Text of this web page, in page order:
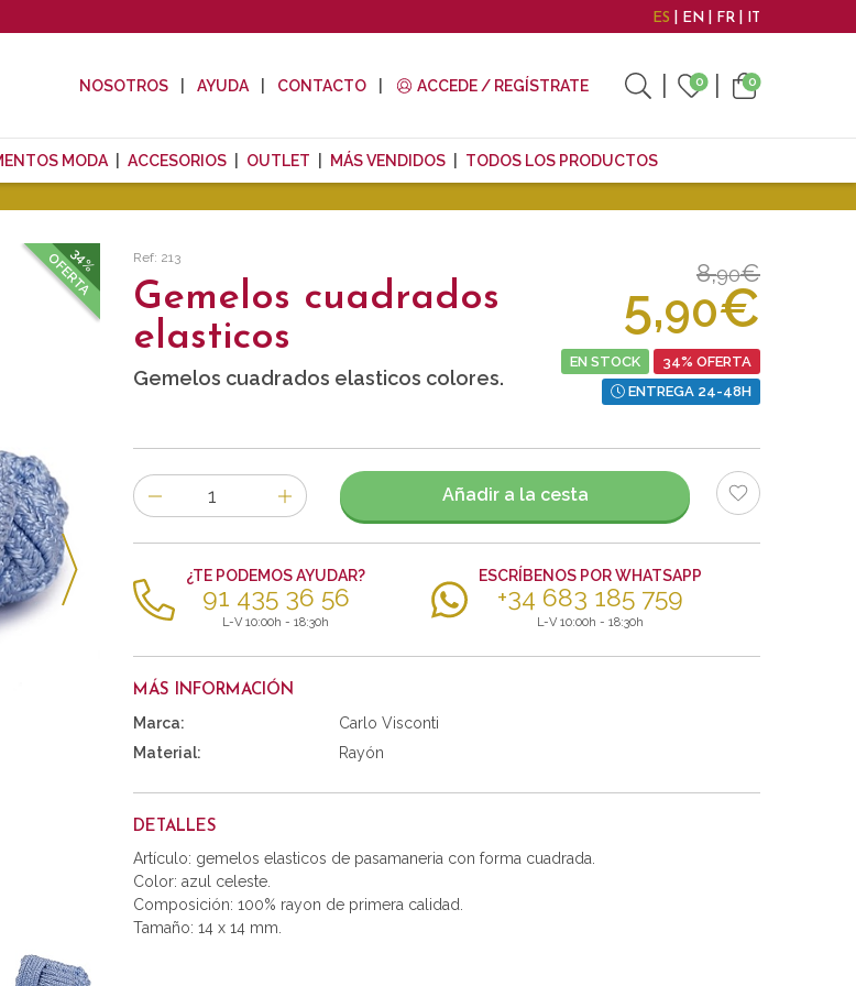
ES EN FR IT
NOSOTROS AYUDA CONTACTO ACCEDE / REGÍSTRATE 0 0
MODA ACCESORIOS OUTLET MÁS VENDIDOS TODOS LOS PRODUCTOS
34%
OFERTA Ref: 213
Gemelos cuadrados
elasticos
Gemelos cuadrados elasticos colores.
8,90€
5,90€
EN STOCK
34% OFERTA
ENTREGA 24-48H
Número
de
artículos
Añadir a la cesta
¿TE PODEMOS AYUDAR?
91 435 36 56
L-V 10:00h - 18:30h
ESCRÍBENOS POR WHATSAPP
+34 683 185 759
L-V 10:00h - 18:30h
MÁS INFORMACIÓN
Marca:
Carlo Visconti
Material:
Rayón
DETALLES
Artículo: gemelos elasticos de pasamaneria con forma cuadrada.
Color: azul celeste.
Composición: 100% rayon de primera calidad.
Tamaño: 14 x 14 mm.